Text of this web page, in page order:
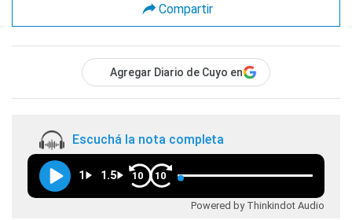
Compartir
Agregar Diario de Cuyo en
Escuchá la nota completa
1 1.5 10 10
Powered by Thinkindot Audio